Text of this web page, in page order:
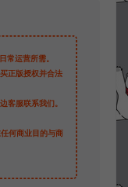
常运营所需。
正版授权并合法
客服联系我们。
何商业目的与商